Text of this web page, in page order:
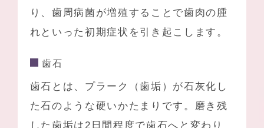
り、歯周病菌が増殖することで歯肉の腫
れといった初期症状を引き起こします。
歯石
歯石とは、プラーク（歯垢）が石灰化し
た石のような硬いかたまりです。磨き残
した歯垢は2日間程度で歯石へと変わり